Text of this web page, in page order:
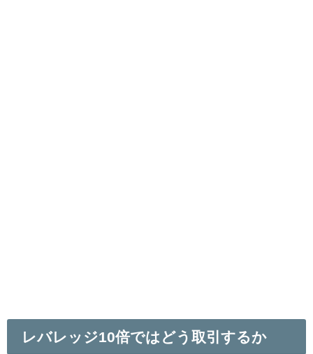
レバレッジ10倍ではどう取引するか